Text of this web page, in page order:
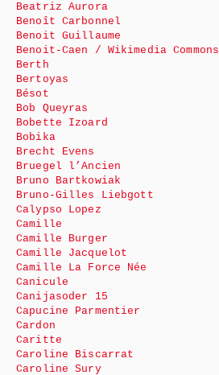
Beatriz Aurora
Benoît Carbonnel
Benoit Guillaume
Benoit-Caen / Wikimedia Commons
Berth
Bertoyas
Bésot
Bob Queyras
Bobette Izoard
Bobika
Brecht Evens
Bruegel l’Ancien
Bruno Bartkowiak
Bruno-Gilles Liebgott
Calypso Lopez
Camille
Camille Burger
Camille Jacquelot
Camille La Force Née
Canicule
Canijasoder 15
Capucine Parmentier
Cardon
Caritte
Caroline Biscarrat
Caroline Sury